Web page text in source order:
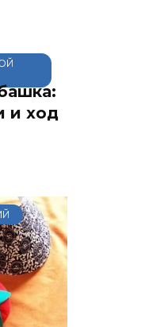
и ход